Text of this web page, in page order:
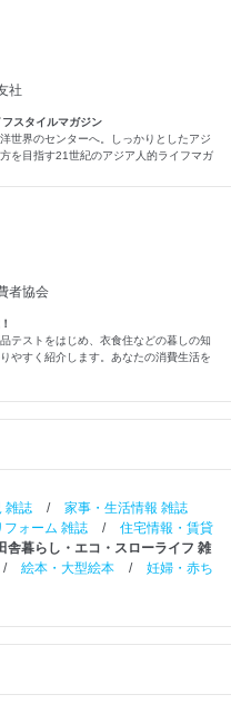
社
スタイルマガジン
世界のセンターへ。しっかりとしたアジ
を目指す21世紀のアジア人的ライフマガ
者協会
テストをはじめ、衣食住などの暮しの知
やすく紹介します。あなたの消費生活を
雑誌 /
家事・生活情報 雑誌
フォーム 雑誌 /
住宅情報・賃貸
舎暮らし・エコ・スローライフ 雑
/ 絵本・大型絵本 /
妊婦・赤ち